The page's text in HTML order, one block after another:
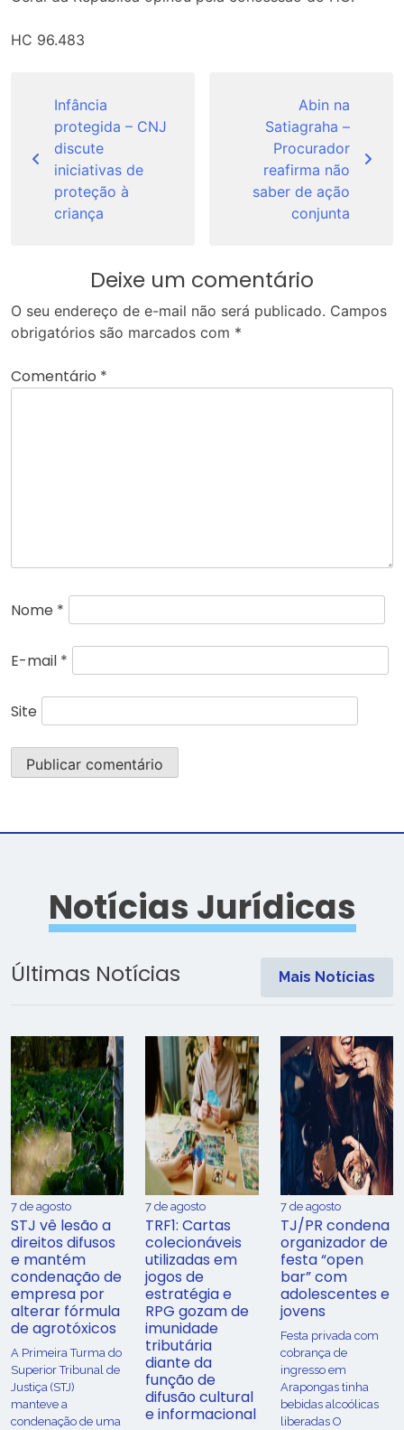
HC 96.483
Post
Infância
protegida – CNJ
discute
iniciativas de
proteção à
criança
Abin na
Satiagraha –
Procurador
reafirma não
saber de ação
conjunta
Deixe um comentário
O seu endereço de e-mail não será publicado. Campos
obrigatórios são marcados com *
Comentário *
Nome *
E-mail *
Site
Notícias Jurídicas
Últimas Notícias Mais Notícias
7 de agosto
STJ vê lesão a
direitos difusos
e mantém
condenação de
empresa por
alterar fórmula
de agrotóxicos
​A Primeira Turma do
Superior Tribunal de
Justiça (STJ)
manteve a
condenação de uma
7 de agosto
TRF1: Cartas
colecionáveis
utilizadas em
jogos de
estratégia e
RPG gozam de
imunidade
tributária
diante da
função de
difusão cultural
e informacional
7 de agosto
TJ/PR condena
organizador de
festa “open
bar” com
adolescentes e
jovens
Festa privada com
cobrança de
ingresso em
Arapongas tinha
bebidas alcoólicas
liberadas O